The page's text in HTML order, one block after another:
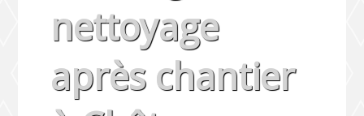
nettoyage
après chantier